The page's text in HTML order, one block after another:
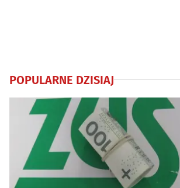
POPULARNE DZISIAJ